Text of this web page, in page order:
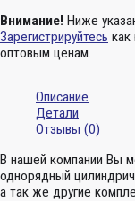
Внимание! Ниже
Зарегистрируйтесь как
оптовым ценам.
Описание
Детали
Отзывы (0)
В нашей компании Вы
однорядный
а так же другие